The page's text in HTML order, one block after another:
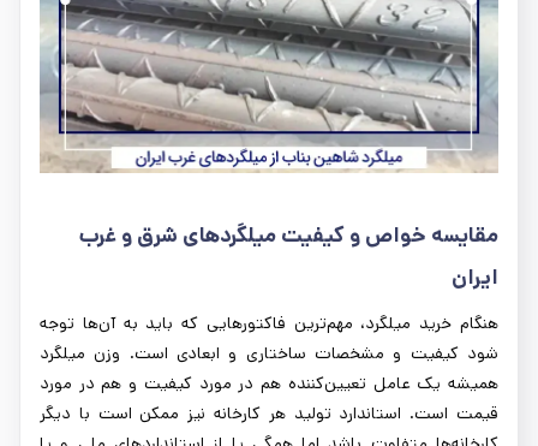
مقایسه خواص و کیفیت میلگردهای شرق و غرب
ایران
هنگام خرید میلگرد، مهم‌ترین فاکتورهایی که باید به آن‌ها توجه
شود کیفیت و مشخصات ساختاری و ابعادی است. وزن میلگرد
همیشه یک عامل تعیین‌کننده هم در مورد کیفیت و هم در مورد
قیمت است. استاندارد تولید هر کارخانه نیز ممکن است با دیگر